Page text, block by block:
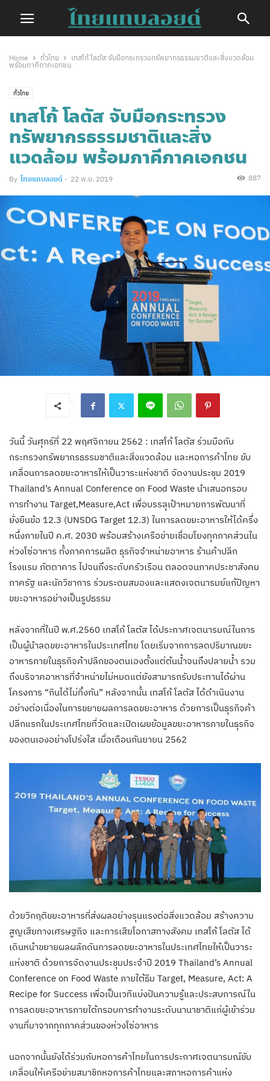
Home ทั่วไทย
เทสโก้ โลตัส จับมือกระทรวงทรัพยากรธรรมชาติและสิ่งแวดล้อม
พร้อมภาคีภาคเอกชน
ทั่วไทย
เทสโก้ โลตัส จับมือกระทรวง
ทรัพยากรธรรมชาติและสิ่ง
แวดล้อม พร้อมภาคีภาคเอกชน
By ไทยแทบลอยด์ - 22 พ.ย. 2019 887
วันนี้​ วัน​ศุกร์​ที่​ 22 พฤศจิกายน 2562 : เทสโก้ โลตัส ร่วมมือกับ
กระทรวงทรัพยากรธรรมชาติและสิ่งแวดล้อม และหอการค้าไทย ขับ
เคลื่อนการลดขยะอาหารให้เป็นวาระแห่งชาติ จัดงานประชุม 2019
Thailand’s Annual Conference on Food Waste นำเสนอกรอบ
การทำงาน Target,Measure,Act เพื่อบรรลุเป้าหมายการพัฒนาที่
ยั่งยืนข้อ 12.3 (UNSDG Target 12.3) ในการลดขยะอาหารให้ได้ครึ่ง
หนึ่งภายในปี ค.ศ. 2030 พร้อมสร้างเครือข่ายเชื่อมโยงทุกภาคส่วนใน
ห่วงโซ่อาหาร ทั้งภาคการผลิต ธุรกิจจำหน่ายอาหาร ร้านค้าปลีก
โรงแรม ภัตตาคาร ไปจนถึงระดับครัวเรือน ตลอดจนภาคประชาสังคม
ภาครัฐ และนักวิชาการ ร่วมระดมสมองและแสดงเจตนารมย์แก้ปัญหา
ขยะอาหารอย่างเป็นรูปธรรม
หลังจากที่ในปี พ.ศ.2560 เทสโก้ โลตัส ได้ประกาศเจตนารมณ์ในการ
เป็นผู้นำลดขยะอาหารในประเทศไทย โดยเริ่มจากการลดปริมาณขยะ
อาหารภายในธุรกิจค้าปลีกของตนเองตั้งแต่ต้นน้ำจนถึงปลายน้ำ รวม
ถึงบริจาคอาหารที่จำหน่ายไม่หมดแต่ยังสามารถรับประทานได้ผ่าน
โครงการ “กินได้ไม่ทิ้งกัน” หลังจากนั้น เทสโก้ โลตัส ได้ดำเนินงาน
อย่างต่อเนื่องในการขยายผลการลดขยะอาหาร ด้วยการเป็นธุรกิจค้า
ปลีกแรกในประเทศไทยที่วัดและเปิดเผยข้อมูลขยะอาหารภายในธุรกิจ
ของตนเองอย่างโปร่งใส เมื่อเดือนกันยายน 2562
ด้วยวิกฤติขยะอาหารที่ส่งผลอย่างรุนแรงต่อสิ่งแวดล้อม สร้างความ
สูญเสียทางเศรษฐกิจ และการเสียโอกาสทางสังคม เทสโก้ โลตัส ได้
เดินหน้าขยายผลผลักดันการลดขยะอาหารในประเทศไทยให้เป็นวาระ
แห่งชาติ ด้วยการจัดงานประชุมประจำปี 2019 Thailand’s Annual
Conference on Food Waste ภายใต้ธีม Target, Measure, Act: A
Recipe for Success เพื่อเป็นเวทีแบ่งปันความรู้และประสบการณ์ใน
การลดขยะอาหารภายใต้กรอบการทำงานระดับนานาชาติแก่ผู้เข้าร่วม
งานที่มาจากทุกภาคส่วนของห่วงโซ่อาหาร
นอกจากนั้นยังได้ร่วมกับหอการค้าไทยในการประกาศเจตนารมณ์ขับ
เคลื่อนให้เครือข่ายสมาชิกหอการค้าไทยและสภาหอการค้าแห่ง